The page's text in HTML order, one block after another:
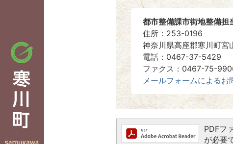
都市整備課市街地整備担
住所：253-0196
神奈川県高座郡寒川町宮
電話：0467-37-5429
ファクス：0467-75-
メールフォームによるお
PDFフ
が必要